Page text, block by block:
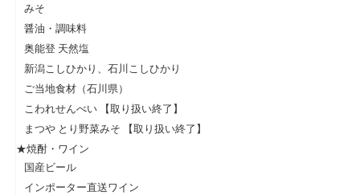
みそ
醤油・調味料
奥能登 天然塩
新潟こしひかり、石川こしひかり
ご当地食材（石川県）
こわれせんべい 【取り扱い終了】
まつや とり野菜みそ 【取り扱い終了】
★焼酎・ワイン
国産ビール
インポーター直送ワイン